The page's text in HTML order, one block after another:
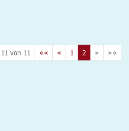
11 von 11 «« « 1 2 » »»